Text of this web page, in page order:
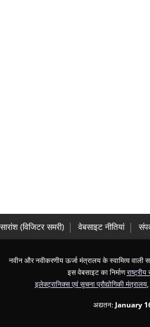
(विज‍िटर समरी) वेबसाइट नीतियां
नवीन और नवीकरणीय ऊर्जा मंत्रालय के स्‍वामित्‍व वाली
इस वेबसाइट का निर्माण
इलेक्ट्रानिक्स एवं सूचना प्रौद्योगिकी मंत्रालय,
अद्यतन: January